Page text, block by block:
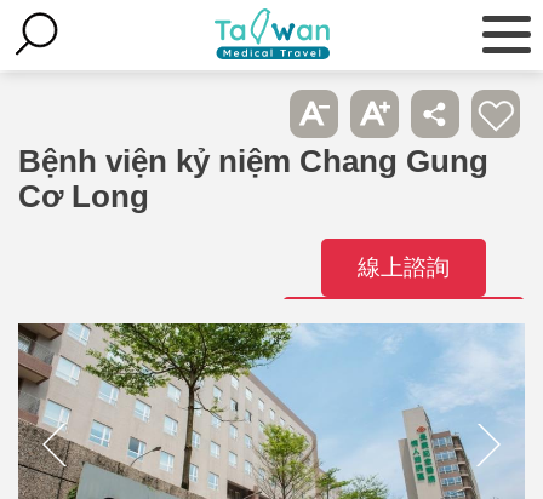
Bệnh viện kỷ niệm Chang Gung
Cơ Long
線上諮詢
Liên hệ bệnh